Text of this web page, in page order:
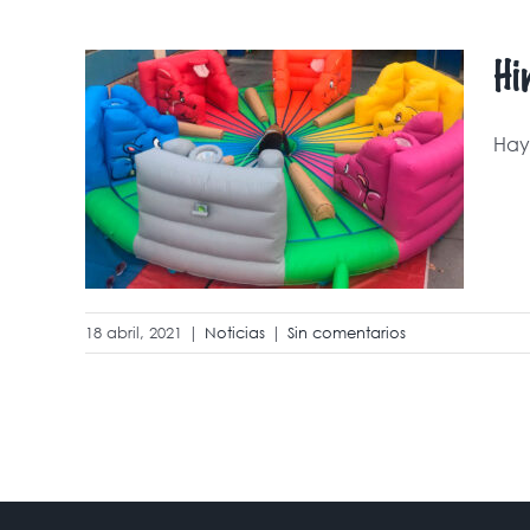
18 abril, 2021 | Noticias | Sin comentarios